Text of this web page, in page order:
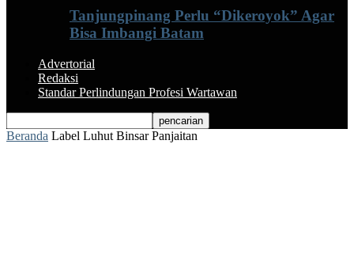
Tanjungpinang Perlu “Dikeroyok” Agar
Bisa Imbangi Batam
Advertorial
Redaksi
Standar Perlindungan Profesi Wartawan
Beranda Label Luhut Binsar Panjaitan